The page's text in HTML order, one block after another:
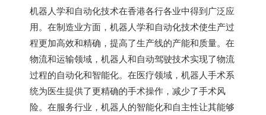
机器人学和自动化技术在香港各行各业中得到广泛应
用。在制造业方面，机器人学和自动化技术使生产过
程更加高效和精确，提高了生产线的产能和质量。在
物流和运输领域，机器人和自动驾驶技术实现了物流
过程的自动化和智能化。在医疗领域，机器人手术系
统为医生提供了更精确的手术操作，减少了手术风
险。在服务行业，机器人的智能化和自主性让其能够